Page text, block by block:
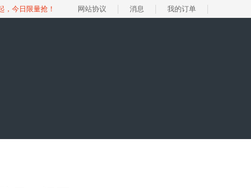
，今日限量抢！ 网站协议 消息 我的订单